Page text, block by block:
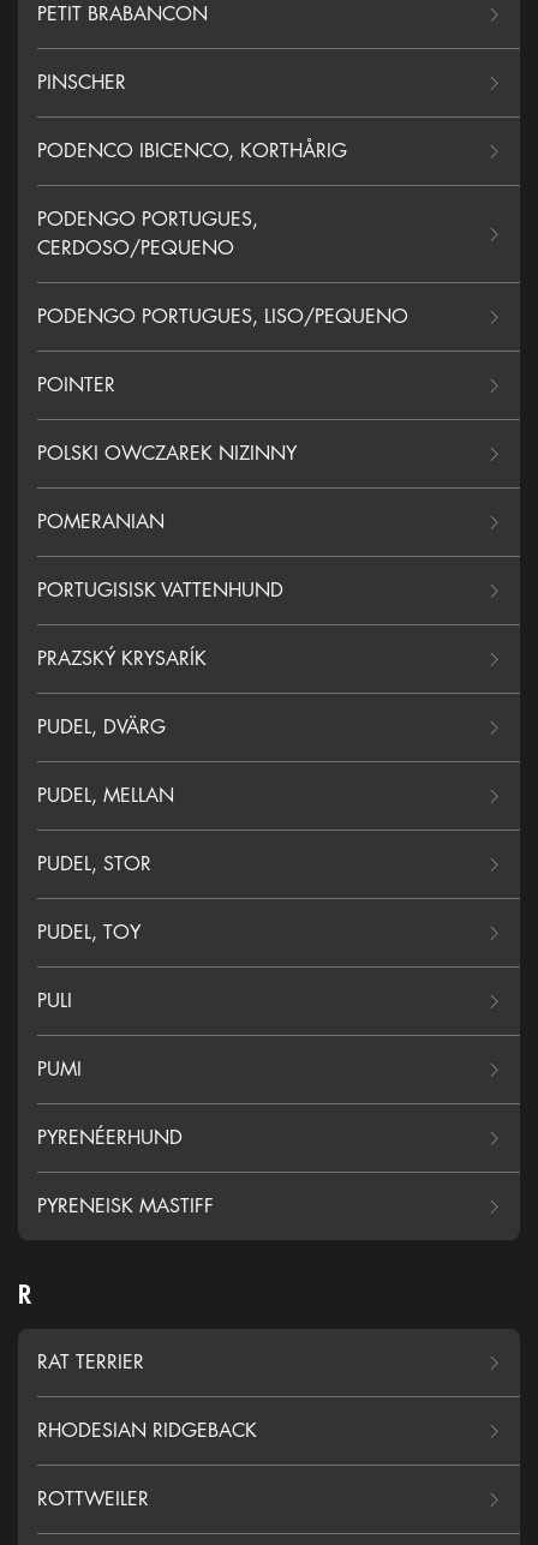
PETIT BRABANCON
PINSCHER
PODENCO IBICENCO, KORTHÅRIG
PODENGO PORTUGUES,
CERDOSO/PEQUENO
PODENGO PORTUGUES, LISO/PEQUENO
POINTER
POLSKI OWCZAREK NIZINNY
POMERANIAN
PORTUGISISK VATTENHUND
PRAZSKÝ KRYSARÍK
PUDEL, DVÄRG
PUDEL, MELLAN
PUDEL, STOR
PUDEL, TOY
PULI
PUMI
PYRENÉERHUND
PYRENEISK MASTIFF
R
RAT TERRIER
RHODESIAN RIDGEBACK
ROTTWEILER